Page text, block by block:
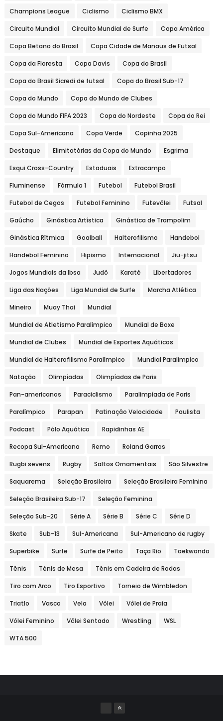
Champions League Ciclismo Ciclismo BMX
Circuito Mundial Circuito Mundial de Surfe Copa América
Copa Betano do Brasil Copa Cidade de Manaus de Futsal
Copa da Floresta Copa Davis Copa do Brasil
Copa do Brasil Sicredi de futsal Copa do Brasil Sub-17
Copa do Mundo Copa do Mundo de Clubes
Copa do Mundo FIFA 2023 Copa do Nordeste Copa do Rei
Copa Sul-Americana Copa Verde Copinha 2025
Destaque Elimitatórias da Copa do Mundo Esgrima
Esqui Cross-Country Estaduais Extracampo
Fluminense Fórmula 1 Futebol Futebol Brasil
Futebol de Cegos Futebol Feminino Futevôlei Futsal
Gaúcho Ginástica Artística Ginástica de Trampolim
Ginástica Rítmica Goalball Halterofilismo Handebol
Handebol Feminino Hipismo Internacional Jiu-jitsu
Jogos Mundiais da Ibsa Judô Karatê Libertadores
Liga das Nações Liga Mundial de Surfe Marcha Atlética
Mineiro Muay Thai Mundial
Mundial de Atletismo Paralímpico Mundial de Boxe
Mundial de Clubes Mundial de Esportes Aquáticos
Mundial de Halterofilismo Paralímpico Mundial Paralímpico
Natação Olimpíadas Olimpíadas de Paris
Pan-americanos Paraciclismo Paralimpíada de Paris
Paralímpico Parapan Patinação Velocidade Paulista
Podcast Pólo Aquático Rapidinhas AE
Recopa Sul-Americana Remo Roland Garros
Rugbi sevens Rugby Saltos Ornamentais São Silvestre
Saquarema Seleção Brasileira Seleção Brasileira Feminina
Seleção Brasileira Sub-17 Seleção Feminina
Seleção Sub-20 Série A Série B Série C Série D
Skate Sub-13 Sul-Americana Sul-Americano de rugby
Superbike Surfe Surfe de Peito Taça Rio Taekwondo
Tênis Tênis de Mesa Tênis em Cadeira de Rodas
Tiro com Arco Tiro Esportivo Torneio de Wimbledon
Triatlo Vasco Vela Vôlei Vôlei de Praia
Vôlei Feminino Vôlei Sentado Wrestling WSL
WTA 500